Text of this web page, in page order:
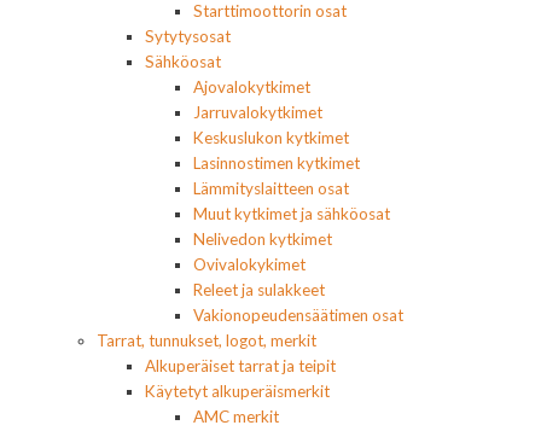
Starttimoottorin osat
Sytytysosat
Sähköosat
Ajovalokytkimet
Jarruvalokytkimet
Keskuslukon kytkimet
Lasinnostimen kytkimet
Lämmityslaitteen osat
Muut kytkimet ja sähköosat
Nelivedon kytkimet
Ovivalokykimet
Releet ja sulakkeet
Vakionopeudensäätimen osat
Tarrat, tunnukset, logot, merkit
Alkuperäiset tarrat ja teipit
Käytetyt alkuperäismerkit
AMC merkit